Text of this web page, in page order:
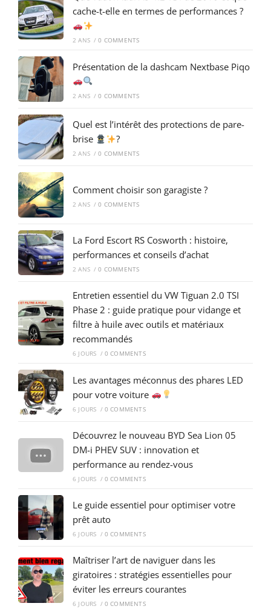
cache-t-elle en termes de performances ?
2 ANS / 0 COMMENTS
Présentation de la dashcam Nextbase Piqo
2 ANS / 0 COMMENTS
Quel est l’intérêt des protections de pare-
brise
?
2 ANS / 0 COMMENTS
Comment choisir son garagiste ?
2 ANS / 0 COMMENTS
La Ford Escort RS Cosworth : histoire,
performances et conseils d’achat
2 ANS / 0 COMMENTS
Entretien essentiel du VW Tiguan 2.0 TSI
Phase 2 : guide pratique pour vidange et
filtre à huile avec outils et matériaux
recommandés
6 JOURS / 0 COMMENTS
Les avantages méconnus des phares LED
pour votre voiture
6 JOURS / 0 COMMENTS
Découvrez le nouveau BYD Sea Lion 05
DM-i PHEV SUV : innovation et
performance au rendez-vous
6 JOURS / 0 COMMENTS
Le guide essentiel pour optimiser votre
prêt auto
6 JOURS / 0 COMMENTS
Maîtriser l’art de naviguer dans les
giratoires : stratégies essentielles pour
éviter les erreurs courantes
6 JOURS / 0 COMMENTS